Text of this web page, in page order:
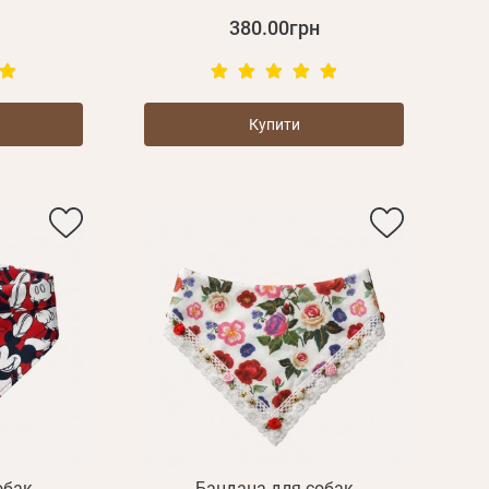
380.00грн
Купити
Зареєструватися